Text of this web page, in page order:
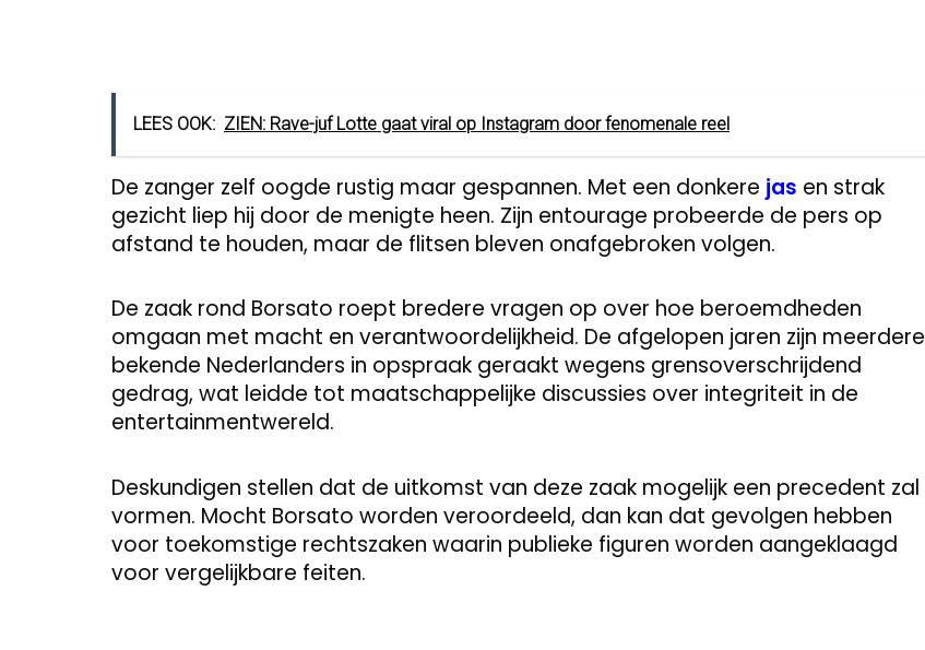
LEES OOK: ZIEN: Rave-juf Lotte gaat viral op Instagram door fenomenale reel
De zanger zelf oogde rustig maar gespannen. Met een donkere jas en strak
gezicht liep hij door de menigte heen. Zijn entourage probeerde de pers op
afstand te houden, maar de flitsen bleven onafgebroken volgen.
De zaak rond Borsato roept bredere vragen op over hoe beroemdheden
omgaan met macht en verantwoordelijkheid. De afgelopen jaren zijn meerdere
bekende Nederlanders in opspraak geraakt wegens grensoverschrijdend
gedrag, wat leidde tot maatschappelijke discussies over integriteit in de
entertainmentwereld.
Deskundigen stellen dat de uitkomst van deze zaak mogelijk een precedent zal
vormen. Mocht Borsato worden veroordeeld, dan kan dat gevolgen hebben
voor toekomstige rechtszaken waarin publieke figuren worden aangeklaagd
voor vergelijkbare feiten.